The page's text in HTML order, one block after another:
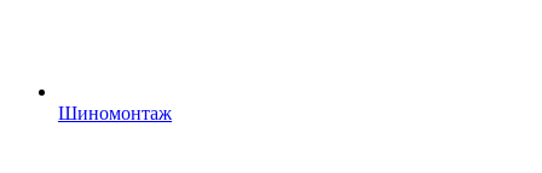
Шиномонтаж